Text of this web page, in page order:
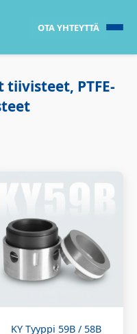
OTA YHTEYTTÄ
tiivisteet, PTFE-
KY Tyyppi 59B / 58B